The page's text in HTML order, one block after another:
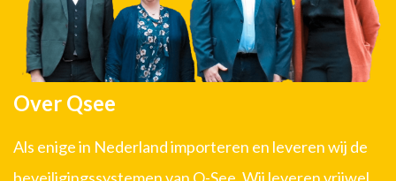
Over Qsee
Als enige in Nederland importeren en leveren wij de
beveiligingssystemen van Q-See. Wij leveren vrijwel